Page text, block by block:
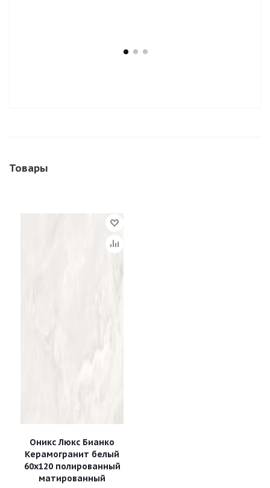
Товары
Оникс Люкс Бианко
Керамогранит белый
60х120 полированный
матированный